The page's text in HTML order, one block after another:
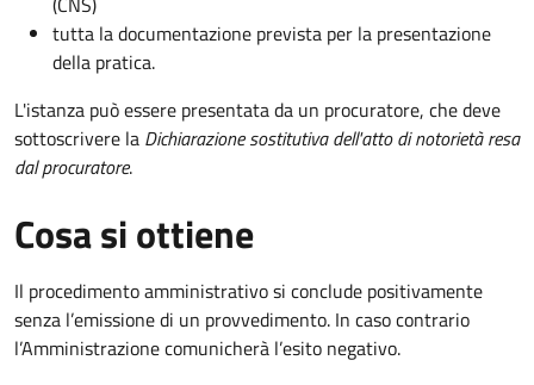
tutta la documentazione prevista per la presentazione
della pratica.
L'istanza può essere presentata da un procuratore, che deve
sottoscrivere la Dichiarazione sostitutiva dell'atto di notorietà resa
dal procuratore.
Cosa si ottiene
Il procedimento amministrativo si conclude positivamente
senza l’emissione di un provvedimento. In caso contrario
l’Amministrazione comunicherà l’esito negativo.